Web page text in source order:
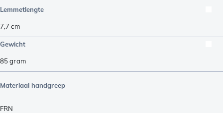
Lemmetlengte
7,7 cm
Gewicht
85gram
Materiaal handgreep
FRN